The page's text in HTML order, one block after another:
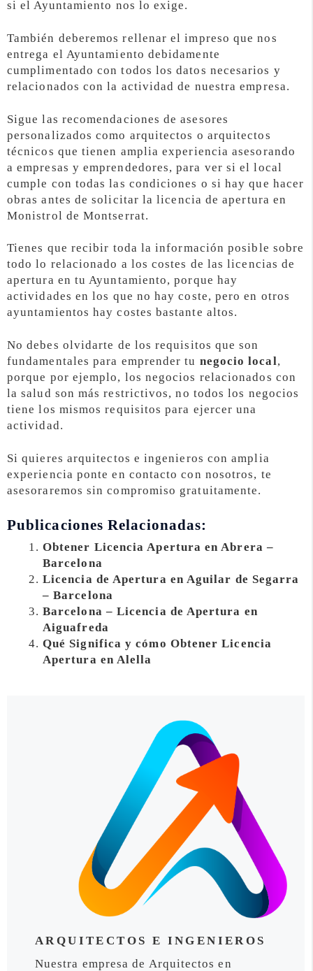
si el Ayuntamiento nos lo exige.
También deberemos rellenar el impreso que nos
entrega el Ayuntamiento debidamente
cumplimentado con todos los datos necesarios y
relacionados con la actividad de nuestra empresa.
Sigue las recomendaciones de asesores
personalizados como arquitectos o arquitectos
técnicos que tienen amplia experiencia asesorando
a empresas y emprendedores, para ver si el local
cumple con todas las condiciones o si hay que hacer
obras antes de solicitar la licencia de apertura en
Monistrol de Montserrat.
Tienes que recibir toda la información posible sobre
todo lo relacionado a los costes de las licencias de
apertura en tu Ayuntamiento, porque hay
actividades en los que no hay coste, pero en otros
ayuntamientos hay costes bastante altos.
No debes olvidarte de los requisitos que son
fundamentales para emprender tu negocio local,
porque por ejemplo, los negocios relacionados con
la salud son más restrictivos, no todos los negocios
tiene los mismos requisitos para ejercer una
actividad.
Si quieres arquitectos e ingenieros con amplia
experiencia ponte en contacto con nosotros, te
asesoraremos sin compromiso gratuitamente.
Publicaciones Relacionadas:
Obtener Licencia Apertura en Abrera –
Barcelona
Licencia de Apertura en Aguilar de Segarra
– Barcelona
Barcelona – Licencia de Apertura en
Aiguafreda
Qué Significa y cómo Obtener Licencia
Apertura en Alella
ARQUITECTOS E INGENIEROS
Nuestra empresa de Arquitectos en